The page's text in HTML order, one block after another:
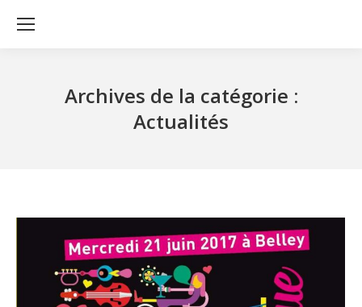
Archives de la catégorie :
Actualités